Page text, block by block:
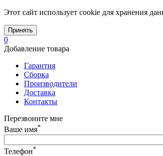
Этот сайт использует cookie для хранения
Принять
0
Добавление товара
Гарантия
Сборка
Производители
Доставка
Контакты
Перезвоните мне
Ваше имя*
Телефон*